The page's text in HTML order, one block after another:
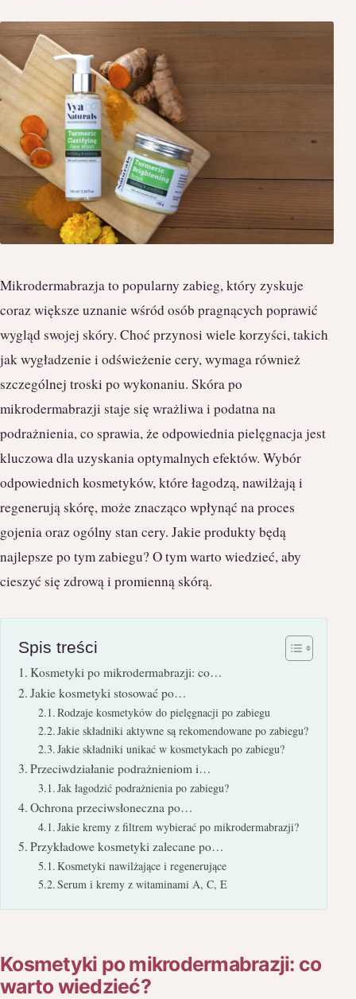
Mikrodermabrazja to popularny zabieg, który zyskuje
coraz większe uznanie wśród osób pragnących poprawić
wygląd swojej skóry. Choć przynosi wiele korzyści, takich
jak wygładzenie i odświeżenie cery, wymaga również
szczególnej troski po wykonaniu. Skóra po
mikrodermabrazji staje się wrażliwa i podatna na
podrażnienia, co sprawia, że odpowiednia pielęgnacja jest
kluczowa dla uzyskania optymalnych efektów. Wybór
odpowiednich kosmetyków, które łagodzą, nawilżają i
regenerują skórę, może znacząco wpłynąć na proces
gojenia oraz ogólny stan cery. Jakie produkty będą
najlepsze po tym zabiegu? O tym warto wiedzieć, aby
cieszyć się zdrową i promienną skórą.
Spis treści
Kosmetyki po mikrodermabrazji: co…
Jakie kosmetyki stosować po…
Rodzaje kosmetyków do pielęgnacji po zabiegu
Jakie składniki aktywne są rekomendowane po zabiegu?
Jakie składniki unikać w kosmetykach po zabiegu?
Przeciwdziałanie podrażnieniom i…
Jak łagodzić podrażnienia po zabiegu?
Ochrona przeciwsłoneczna po…
Jakie kremy z filtrem wybierać po mikrodermabrazji?
Przykładowe kosmetyki zalecane po…
Kosmetyki nawilżające i regenerujące
Serum i kremy z witaminami A, C, E
Kosmetyki po mikrodermabrazji: co
warto wiedzieć?